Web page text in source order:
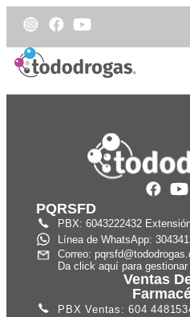
PQRSFD
PBX: 6043222432
Línea de WhatsApp:
Correo:
Da click aquí para
Ventas
PBX Ventas: 604